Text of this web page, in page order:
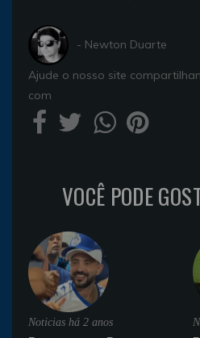
- Newton Duarte
Ajude o nosso site
com
VOCÊ PODE
Noticias há 2 anos